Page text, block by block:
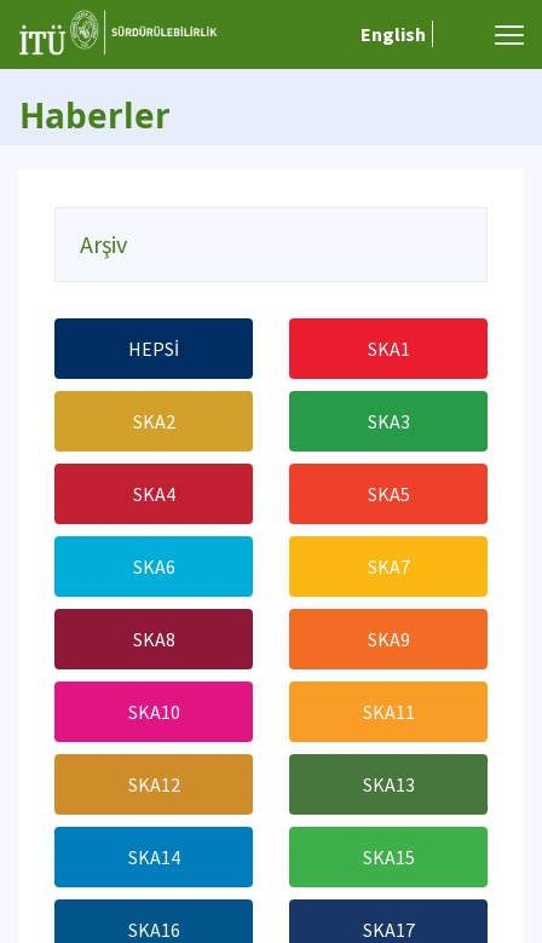
English
Haberler
Arşiv
HEPSİ SKA1
SKA2 SKA3
SKA4 SKA5
SKA6 SKA7
SKA8 SKA9
SKA10 SKA11
SKA12 SKA13
SKA14 SKA15
SKA16 SKA17